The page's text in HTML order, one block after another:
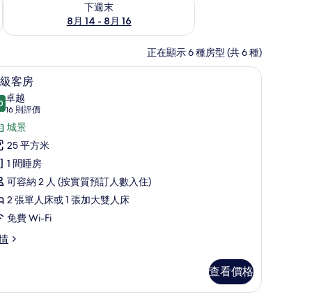
下週末
8月 14 - 8月 16
正在顯示 6 種房型 (共 6 種)
書桌 高級寢具、迷你吧、房內夾萬、書桌
10客房
分，滿分 10 分
卓越
16 則評價
(16
則
評
價)
城景
25 平方米
1 間睡房
可容納 2 人 (按實質預訂人數入住)
2 張單人床或 1 張加大雙人床
免費 Wi-Fi
查看價格